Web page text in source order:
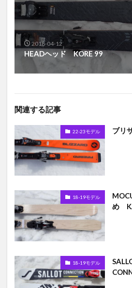
2018-04-12
HEADヘッド KORE 99
関連する記事
22-23モデル ブリ
18-19モデル
め
18-19モデル